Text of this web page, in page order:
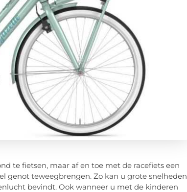
te fietsen, maar af en toe met de racefiets een
genot teweegbrengen. Zo kan u grote snelheden
bevindt. Ook wanneer u met de kinderen